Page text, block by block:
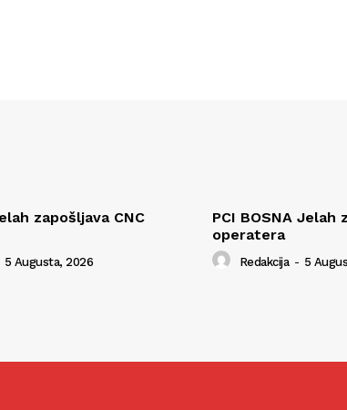
zapošljava CNC
5 Augusta, 2026
PCI BOSNA Jelah
operatera
Redakcija - 5